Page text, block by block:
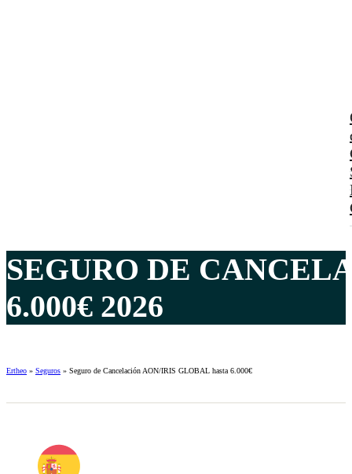
SEGURO DE
6.000€ 2026
Ertheo » Seguros » Seguro de Cancelación AON/IRIS GLOBAL hasta 6.000€